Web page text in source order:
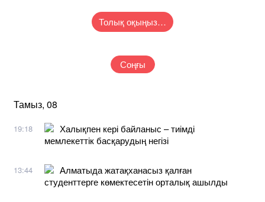
Толық оқыңыз…
Соңғы
Тамыз, 08
19:18
Халықпен кері байланыс – тиімді
мемлекеттік басқарудың негізі
13:44
Алматыда жатақханасыз қалған
студенттерге көмектесетін орталық ашылды